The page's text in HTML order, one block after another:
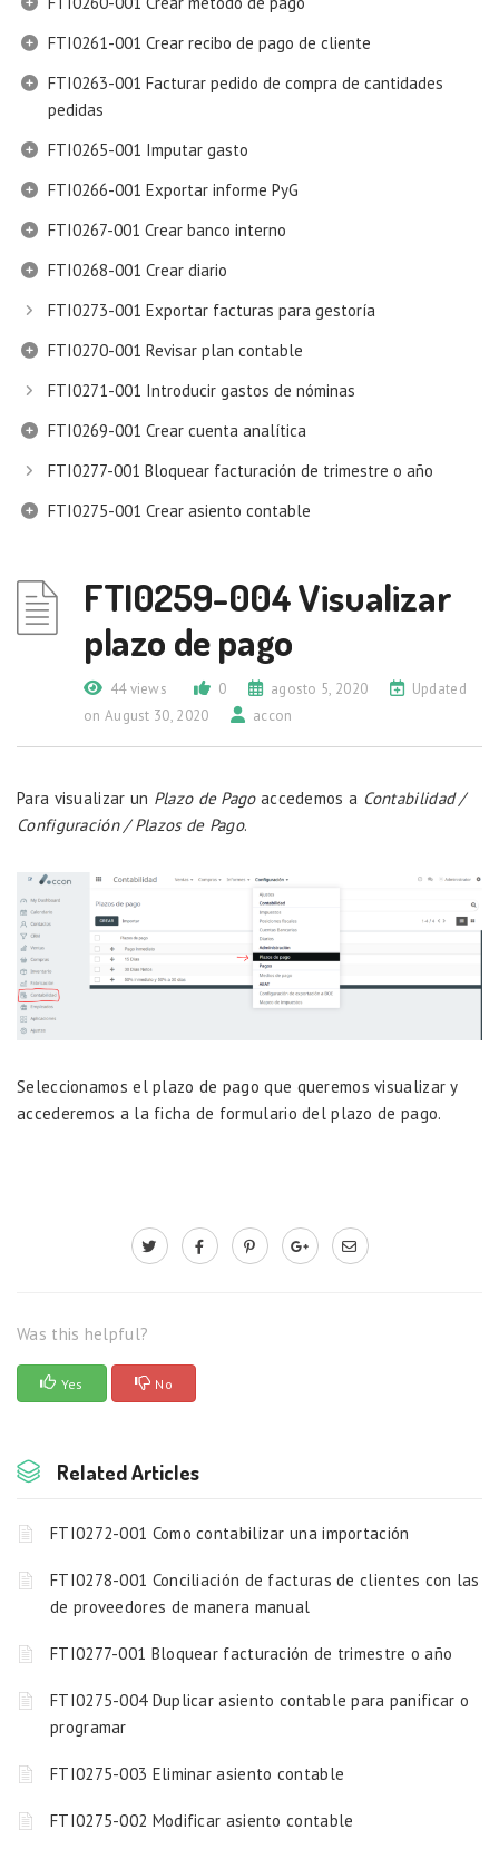
FTI0261-001 Crear recibo de pago de cliente
FTI0263-001 Facturar pedido de compra de cantidades
pedidas
FTI0265-001 Imputar gasto
FTI0266-001 Exportar informe PyG
FTI0267-001 Crear banco interno
FTI0268-001 Crear diario
FTI0273-001 Exportar facturas para gestoría
FTI0270-001 Revisar plan contable
FTI0271-001 Introducir gastos de nóminas
FTI0269-001 Crear cuenta analítica
FTI0277-001 Bloquear facturación de trimestre o año
FTI0275-001 Crear asiento contable
FTI0259-004 Visualizar
plazo de pago
44 views 0 agosto 5, 2020
Updated
on August 30, 2020
accon
Para visualizar un Plazo de Pagoaccedemos a Contabilidad /
Configuración / Plazos de Pago.
Seleccionamos el plazo de pago que queremos visualizar y
accederemos a la ficha de formulario del plazo de pago.
Was this helpful?
Yes No
Related Articles
FTI0272-001 Como contabilizar una importación
FTI0278-001 Conciliación de facturas de clientes con las
de proveedores de manera manual
FTI0277-001 Bloquear facturación de trimestre o año
FTI0275-004 Duplicar asiento contable para panificar o
programar
FTI0275-003 Eliminar asiento contable
FTI0275-002 Modificar asiento contable